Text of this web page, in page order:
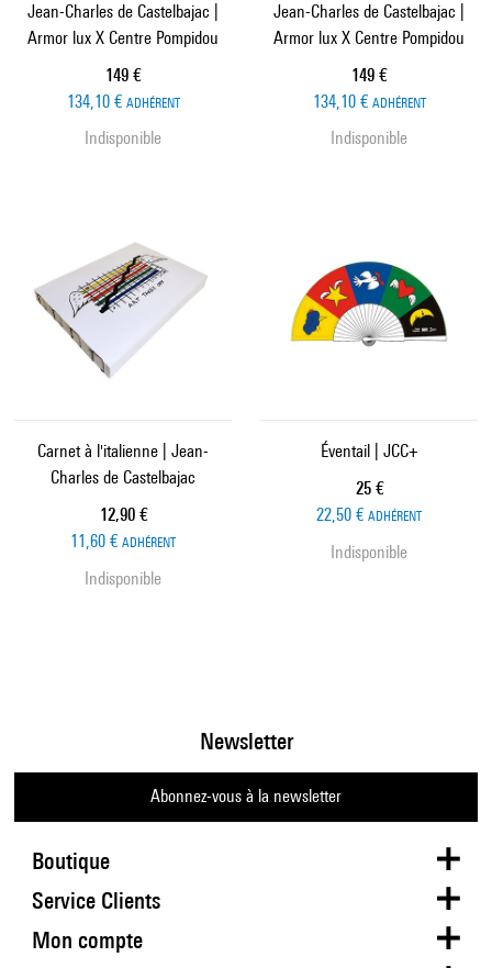
Jean-Charles de Castelbajac |
Armor lux X Centre Pompidou
Prix ​​actuel
149 €
134,10 € ADHÉRENT
Indisponible
Jean-Charles de Castelbajac |
Armor lux X Centre Pompidou
Prix ​​actuel
149 €
134,10 € ADHÉRENT
Indisponible
Carnet à l'italienne | Jean-
Charles de Castelbajac
Prix ​​actuel
12,90 €
11,60 € ADHÉRENT
Indisponible
Éventail | JCC+
Prix ​​actuel
25 €
22,50 € ADHÉRENT
Indisponible
Boutique
Newsletter
Abonnez-vous à la newsletter
Service Clients
Mon compte